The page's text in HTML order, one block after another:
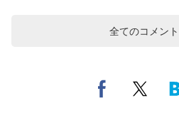
全てのコメン